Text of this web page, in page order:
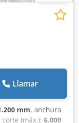
Llamar
mm, anchura
(máx.): 6.000